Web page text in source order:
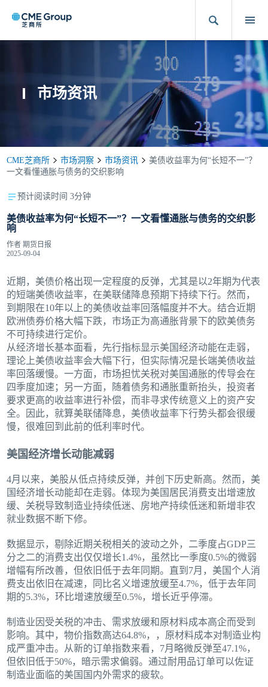
市场资讯
CME芝商所 市场洞察 市场资讯
美债收益率为何“长短不一”？
一文看懂通胀与债务的交织影响
预计阅读时间 3分钟
美债收益率为何“长短不一”？一文看懂通胀与债务的交织影
响
作者期货日报
2025-09-04
近期，美债价格出现一定程度的反弹，尤其是以2年期为代表
的短端美债收益率，在美联储降息预期下持续下行。然而，
到期限在10年以上的美债收益率回落幅度并不大。结合近期
欧洲债券价格大幅下跌，市场正为高通胀背景下的欧美债务
不可持续进行定价。
从经济增长基本面看，先行指标显示美国经济动能在走弱，
理论上美债收益率会大幅下行，但实际情况是长端美债收益
率回落缓慢。一方面，市场担忧关税对美国通胀的传导会在
四季度加速；另一方面，随着债务和通胀重新抬头，投资者
要求更高的收益率进行补偿，而非寻求传统意义上的资产安
全。因此，就算美联储降息，美债收益率下行势头都会很缓
慢，很难回到此前的低利率时代。
美国经济增长动能减弱
4月以来，美股从低点持续反弹，并创下历史新高。然而，美
国经济增长动能却在走弱。体现为美国居民消费支出增速放
缓、关税导致制造业持续低迷、房地产持续低迷和新增非农
就业数据不断下修。
数据显示，剔除近期关税相关的波动之外，二季度占GDP三
分之二的消费支出仅仅增长1.4%，虽然比一季度0.5%的微弱
增幅有所改善，但依旧低于去年同期。直到7月，美国个人消
费支出依旧在减速，同比名义增速放缓至4.7%，低于去年同
期的5.3%，环比增速放缓至0.5%，增长近乎停滞。
制造业因受关税的冲击、需求放缓和原材料成本高企而受到
影响。其中，物价指数高达64.8%，，原材料成本对制造业构
成严重冲击。从新的订单指数来看，7月略微反弹至47.1%，
但依旧低于50%，暗示需求偏弱。通过耐用品订单可以佐证
制造业面临的美国国内外需求的疲软。